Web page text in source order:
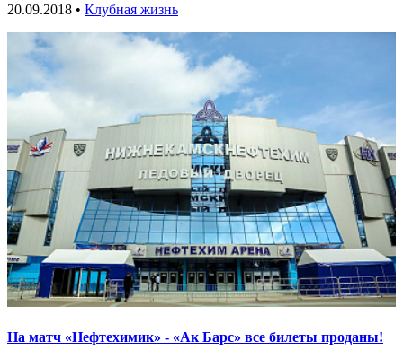
20.09.2018 • Клубная жизнь
На матч «Нефтехимик» - «Ак Барс» все билеты проданы!